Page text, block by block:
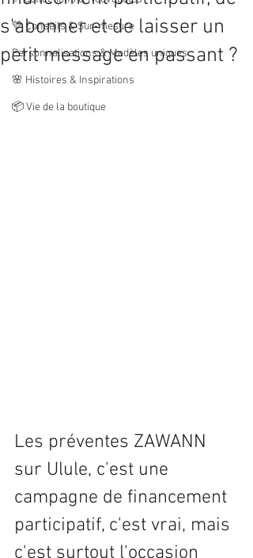
💛 Conseils & Sur‑mesure
Personnalisations & Modèles uniques
🌸 Histoires & Inspirations
📦 Vie de la boutique
s'abonner et de laisser un
petit message en passant ?
Les préventes ZAWANN
sur Ulule, c'est une
campagne de financement
participatif, c'est vrai, mais
c'est surtout l'occasion